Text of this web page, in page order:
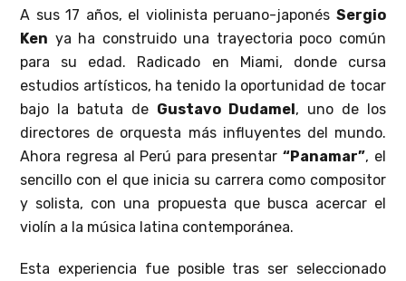
A sus 17 años, el violinista peruano-japonés Sergio
Ken ya ha construido una trayectoria poco común
para su edad. Radicado en Miami, donde cursa
estudios artísticos, ha tenido la oportunidad de tocar
bajo la batuta de Gustavo Dudamel , uno de los
directores de orquesta más influyentes del mundo.
Ahora regresa al Perú para presentar “Panamar”, el
sencillo con el que inicia su carrera como compositor
y solista, con una propuesta que busca acercar el
violín a la música latina contemporánea.
Esta experiencia fue posible tras ser seleccionado